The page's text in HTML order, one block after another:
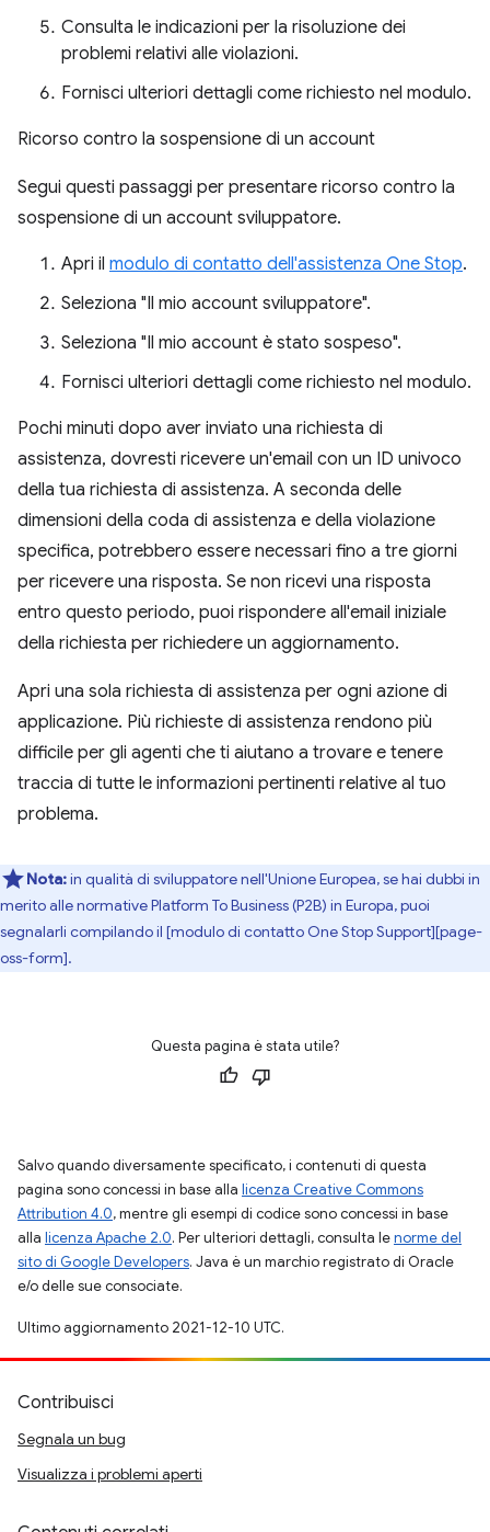
Consulta le indicazioni per la risoluzione dei
problemi relativi alle violazioni.
Fornisci ulteriori dettagli come richiesto nel modulo.
Ricorso contro la sospensione di un account
Segui questi passaggi per presentare ricorso contro la
sospensione di un account sviluppatore.
Apri il modulo di contatto dell'assistenza One Stop.
Seleziona "Il mio account sviluppatore".
Seleziona "Il mio account è stato sospeso".
Fornisci ulteriori dettagli come richiesto nel modulo.
Pochi minuti dopo aver inviato una richiesta di
assistenza, dovresti ricevere un'email con un ID univoco
della tua richiesta di assistenza. A seconda delle
dimensioni della coda di assistenza e della violazione
specifica, potrebbero essere necessari fino a tre giorni
per ricevere una risposta. Se non ricevi una risposta
entro questo periodo, puoi rispondere all'email iniziale
della richiesta per richiedere un aggiornamento.
Apri una sola richiesta di assistenza per ogni azione di
applicazione. Più richieste di assistenza rendono più
difficile per gli agenti che ti aiutano a trovare e tenere
traccia di tutte le informazioni pertinenti relative al tuo
problema.
Nota:in qualità di sviluppatore nell'Unione Europea, se hai dubbi in
merito alle normative Platform To Business (P2B) in Europa, puoi
segnalarli compilando il [modulo di contatto One Stop Support][page-
oss-form].
Questa pagina è stata utile?
Salvo quando diversamente specificato, i contenuti di questa
pagina sono concessi in base alla licenza Creative Commons
Attribution 4.0, mentre gli esempi di codice sono concessi in base
alla licenza Apache 2.0. Per ulteriori dettagli, consulta lenorme del
sito di Google Developers. Java è un marchio registrato di Oracle
e/o delle sue consociate.
Ultimo aggiornamento 2021-12-10 UTC.
Contribuisci
Segnala un bug
Visualizza i problemi aperti